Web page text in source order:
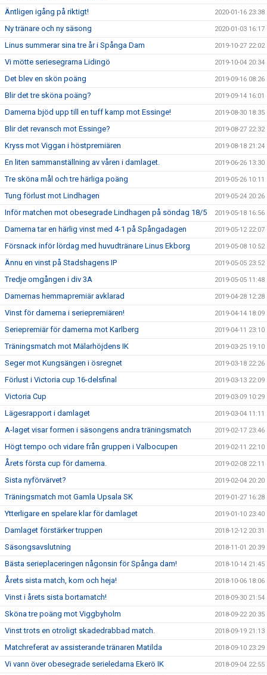
Äntligen igång på riktigt! 2020-01-16 23:38
Ny tränare och ny säsong 2020-01-03 16:17
Linus summerar sina tre år i Spånga Dam 2019-10-27 22:02
Vi mötte seriesegrarna Lidingö 2019-10-04 20:34
Det blev en skön poäng 2019-09-16 08:26
Blir det tre sköna poäng? 2019-09-14 16:01
Damerna bjöd upp till en tuff kamp mot Essinge! 2019-08-30 18:35
Blir det revansch mot Essinge? 2019-08-27 22:32
Kryss mot Viggan i höstpremiären 2019-08-18 21:24
En liten sammanställning av våren i damlaget. 2019-06-26 13:30
Tre sköna mål och tre härliga poäng 2019-05-26 10:11
Tung förlust mot Lindhagen 2019-05-24 20:26
Inför matchen mot obesegrade Lindhagen på söndag 18/5 2019-05-18 16:56
Damerna tar en härlig vinst med 4-1 på Spångadagen 2019-05-12 22:07
Försnack inför lördag med huvudtränare Linus Ekborg 2019-05-08 10:52
Ännu en vinst på Stadshagens IP 2019-05-05 23:52
Tredje omgången i div 3A 2019-05-05 11:48
Damernas hemmapremiär avklarad 2019-04-28 12:28
Vinst för damerna i seriepremiären! 2019-04-14 18:09
Seriepremiär för damerna mot Karlberg 2019-04-11 23:10
Träningsmatch mot Mälarhöjdens IK 2019-03-25 19:10
Seger mot Kungsängen i ösregnet 2019-03-18 22:26
Förlust i Victoria cup 16-delsfinal 2019-03-13 22:09
Victoria Cup 2019-03-09 10:29
Lägesrapport i damlaget 2019-03-04 11:11
A-laget visar formen i säsongens andra träningsmatch 2019-02-17 23:46
Högt tempo och vidare från gruppen i Valbocupen 2019-02-11 22:10
Årets första cup för damerna. 2019-02-08 22:11
Sista nyförvärvet? 2019-02-04 20:20
Träningsmatch mot Gamla Upsala SK 2019-01-27 16:28
Ytterligare en spelare klar för damlaget 2019-01-10 23:40
Damlaget förstärker truppen 2018-12-12 20:31
Säsongsavslutning 2018-11-01 20:39
Bästa serieplaceringen någonsin för Spånga dam! 2018-10-14 21:45
Årets sista match, kom och heja! 2018-10-06 18:06
Vinst i årets sista bortamatch! 2018-09-30 21:54
Sköna tre poäng mot Viggbyholm 2018-09-22 20:35
Vinst trots en otroligt skadedrabbad match. 2018-09-19 21:13
Matchreferat av assisterande tränaren Matilda 2018-09-10 23:29
Vi vann över obesegrade serieledarna Ekerö IK 2018-09-04 22:55